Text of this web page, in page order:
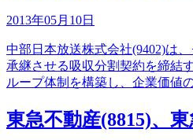
2013年05月10日
中部日本放送株式会社(9402)は
承継させる吸収分割契約を締結
ループ体制を構築し、企業価値
東急不動産(8815)、